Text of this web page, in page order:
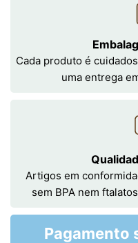
Cada produto é
uma entrega
Artigos em
sem BPA nem
Pagamento